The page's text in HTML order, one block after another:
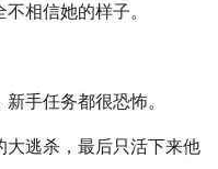
相信她的样子。
手任务都很恐怖。
逃杀，最后只活下来他